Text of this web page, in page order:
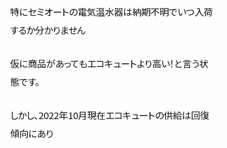
特にセミオートの電気温水器は納期不明でいつ入荷
するか分かりません
仮に商品があってもエコキュートより高い！と言う状
態です。
しかし、2022年10月現在エコキュートの供給は回復
傾向にあり